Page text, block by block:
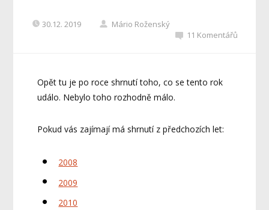
30.12. 2019
Mário Roženský
11 Komentářů
Opět tu je po roce shrnutí toho, co se tento rok
událo. Nebylo toho rozhodně málo.
Pokud vás zajímají má shrnutí z předchozích let:
2008
2009
2010